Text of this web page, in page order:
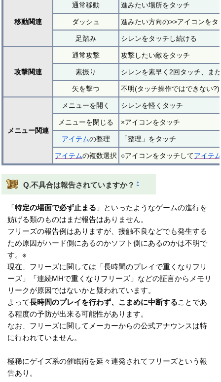
移動関連
通常移動 進みたい場所をタッチ
ダッシュ 進みたい方向の>>アイコンをタ
足踏み シレンをタッチし続ける
攻撃関連
通常攻撃 攻撃したい敵をタッチ
素振り シレンを素早く2回タッチ、ま
矢を撃つ 不明(タッチ操作ではできない?)
メニュー関連
メニューを開く シレンを軽くタッチ
メニューを閉じる ×アイコンをタッチ
アイテムの整理 「整理」をタッチ
アイテムの複数選択 ○アイコンをタッチしてアイテム
Q.不具合は報告されていますか？ †
「特定の場面で必ず止まる 」といったようなゲームの進行を
妨げる類のものはまだ報告はありません。
フリーズの報告例はありますが、接触不良などでも発生する
ため原因がハード側にあるのかソフト側にあるのかは不明で
す。※
現在、フリーズに関しては「長時間のプレイで重くなりフリ
ーズ」「連続MHで重くなりフリーズ」などの証言からメモリ
リークが原因ではないかと疑われています。
よって長時間のプレイを行わず、こまめに中断することであ
る程度の予防が出来る可能性があります。
なお、フリーズに関してメーカーからの公式アナウンスは特
に行われていません。
極稀にゲイズ系の催眠術を延々連発されてフリーズという報
告あり。